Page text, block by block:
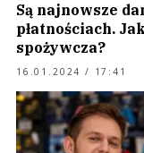
Są najnowsze
płatnościach.
spożywcza?
16.01.2024 / 17:41